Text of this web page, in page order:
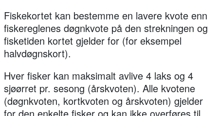
Fiskekortet kan bestemme en lavere kvote enn
fiskereglenes døgnkvote på den strekningen og
fisketiden kortet gjelder for (for eksempel
halvdøgnskort).
Hver fisker kan maksimalt avlive 4 laks og 4
sjøørret pr. sesong (årskvoten). Alle kvotene
(døgnkvoten, kortkvoten og årskvoten) gjelder